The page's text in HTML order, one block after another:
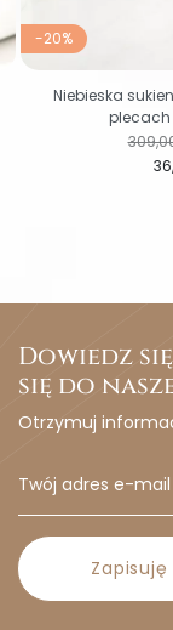
-20%
36
Cena
Niebieska
plecach
Dowiedz
się do
Otrzymuj
Zapisuję